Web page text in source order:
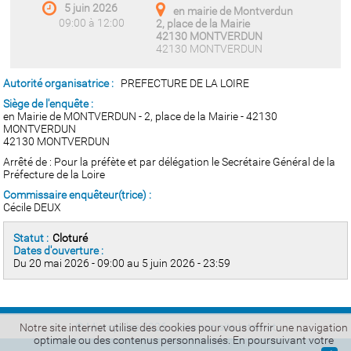
5 juin 2026
09:00 à 12:00
en mairie de Montverdun
2, place de la Mairie
42130 MONTVERDUN
42130 MONTVERDUN
Autorité organisatrice :
PREFECTURE DE LA LOIRE
Siège de l'enquête :
en Mairie de MONTVERDUN - 2, place de la Mairie - 42130
MONTVERDUN
42130 MONTVERDUN
Arrêté de : Pour la préfète et par délégation le Secrétaire Général de la
Préfecture de la Loire
Commissaire enquêteur(trice) :
Cécile DEUX
Statut : Cloturé
Dates d'ouverture :
Du 20 mai 2026 - 09:00 au 5 juin 2026 - 23:59
© Micropulse 2026 -Création site Internet
Notre site internet utilise des cookies pour vous offrir une navigation
optimale ou des contenus personnalisés. En poursuivant votre